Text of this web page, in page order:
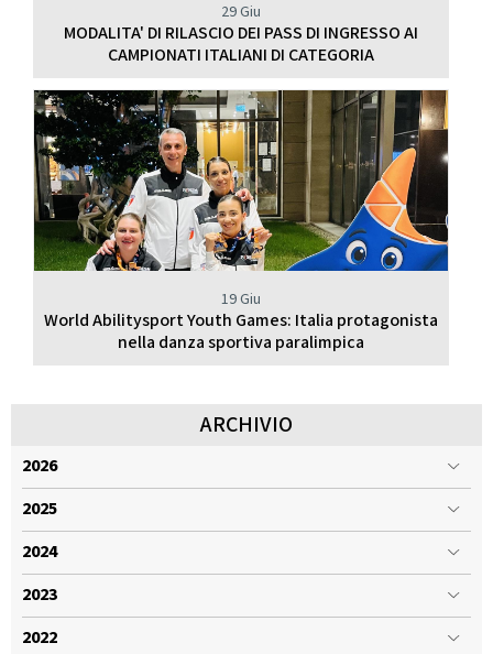
29 Giu
MODALITA' DI RILASCIO DEI PASS DI INGRESSO AI
CAMPIONATI ITALIANI DI CATEGORIA
19 Giu
World Abilitysport Youth Games: Italia protagonista
nella danza sportiva paralimpica
ARCHIVIO
2026
2025
2024
2023
2022